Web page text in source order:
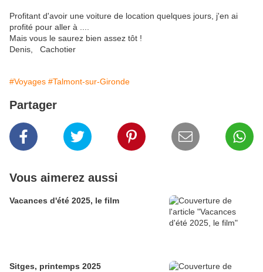
Profitant d'avoir une voiture de location quelques jours, j'en ai
profité pour aller à ....
Mais vous le saurez bien assez tôt !
Denis, Cachotier
#Voyages #Talmont-sur-Gironde
Partager
Vous aimerez aussi
Vacances d'été 2025, le film
Sitges, printemps 2025